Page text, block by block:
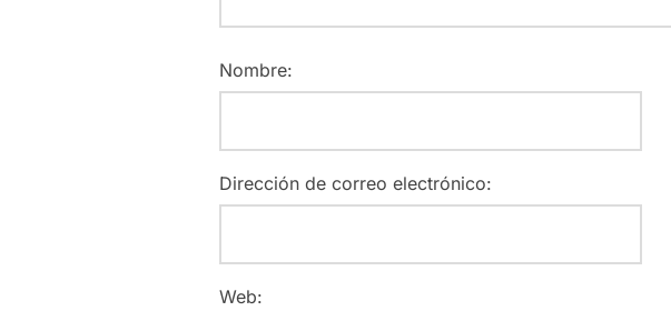
Nombre:
Dirección de correo electrónico:
Web: